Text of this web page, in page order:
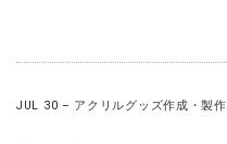
JUL 30 – アクリルグッズ作成・製作